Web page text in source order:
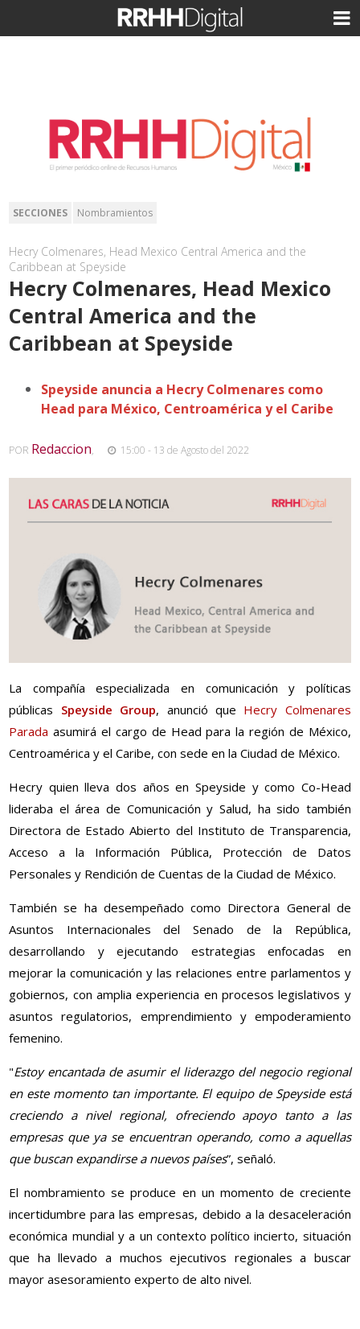
SECCIONES Nombramientos
Hecry Colmenares, Head Mexico Central America and the
Caribbean at Speyside
Hecry Colmenares, Head Mexico
Central America and the
Caribbean at Speyside
Speyside anuncia a Hecry Colmenares como
Head para México, Centroamérica y el Caribe
POR Redaccion, 15:00 - 13 de Agosto del 2022
La compañía especializada en comunicación y políticas
públicas Speyside Group, anunció que Hecry Colmenares
Parada asumirá el cargo de Head para la región de México,
Centroamérica y el Caribe, con sede en la Ciudad de México.
Hecry quien lleva dos años en Speyside y como Co-Head
lideraba el área de Comunicación y Salud, ha sido también
Directora de Estado Abierto del Instituto de Transparencia,
Acceso a la Información Pública, Protección de Datos
Personales y Rendición de Cuentas de la Ciudad de México.
También se ha desempeñado como Directora General de
Asuntos Internacionales del Senado de la República,
desarrollando y ejecutando estrategias enfocadas en
mejorar la comunicación y las relaciones entre parlamentos y
gobiernos, con amplia experiencia en procesos legislativos y
asuntos regulatorios, emprendimiento y empoderamiento
femenino.
"Estoy encantada de asumir el liderazgo del negocio regional
en este momento tan importante. El equipo de Speyside está
creciendo a nivel regional, ofreciendo apoyo tanto a las
empresas que ya se encuentran operando, como a aquellas
que buscan expandirse a nuevos países”, señaló.
El nombramiento se produce en un momento de creciente
incertidumbre para las empresas, debido a la desaceleración
económica mundial y a un contexto político incierto, situación
que ha llevado a muchos ejecutivos regionales a buscar
mayor asesoramiento experto de alto nivel.